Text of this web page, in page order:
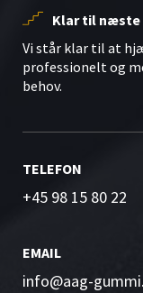
Klar til næste
Vi står klar til at
professionelt og
behov.
TELEFON
+45 98 15 80 22
EMAIL
info@aag-